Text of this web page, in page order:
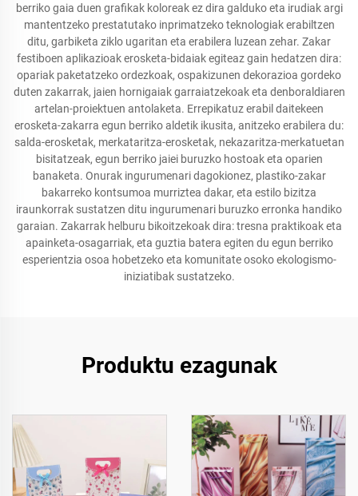
berriko gaia duen grafikak koloreak ez dira galduko eta irudiak argi
mantentzeko prestatutako inprimatzeko teknologiak erabiltzen
ditu, garbiketa ziklo ugaritan eta erabilera luzean zehar. Zakar
festiboen aplikazioak erosketa-bidaiak egiteaz gain hedatzen dira:
opariak paketatzeko ordezkoak, ospakizunen dekorazioa gordeko
duten zakarrak, jaien hornigaiak garraiatzekoak eta denboraldiaren
artelan-proiektuen antolaketa. Errepikatuz erabil daitekeen
erosketa-zakarra egun berriko aldetik ikusita, anitzeko erabilera du:
salda-erosketak, merkataritza-erosketak, nekazaritza-merkatuetan
bisitatzeak, egun berriko jaiei buruzko hostoak eta oparien
banaketa. Onurak ingurumenari dagokionez, plastiko-zakar
bakarreko kontsumoa murriztea dakar, eta estilo bizitza
iraunkorrak sustatzen ditu ingurumenari buruzko erronka handiko
garaian. Zakarrak helburu bikoitzekoak dira: tresna praktikoak eta
apainketa-osagarriak, eta guztia batera egiten du egun berriko
esperientzia osoa hobetzeko eta komunitate osoko ekologismo-
iniziatibak sustatzeko.
Produktu ezagunak